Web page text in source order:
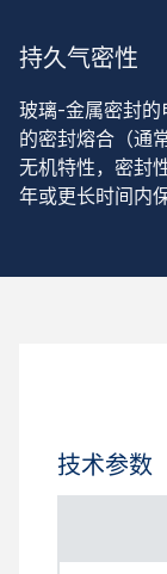
持久气密性
玻璃-金属密封的
的密封熔合（通
无机特性，密封
年或更长时间内
技术参数